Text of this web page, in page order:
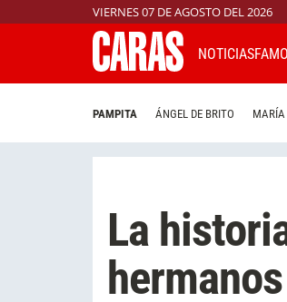
VIERNES 07 DE AGOSTO DEL 2026
NOTICIAS
PAMPITA ÁNGEL DE BRITO MARÍA
La